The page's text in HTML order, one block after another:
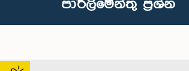
පාර්ලි‌මේන්තු‌ ප්‍රශ්න